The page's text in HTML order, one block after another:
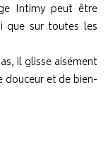
Intimy peut être
que sur toutes les
il glisse aisément
douceur et de bien-